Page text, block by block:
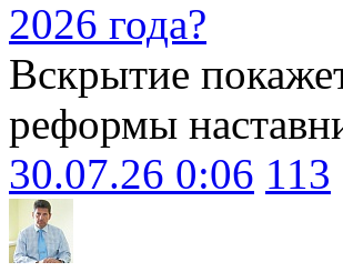
2026 года?
Вскрытие
реформы
30.07.26 0:06 113